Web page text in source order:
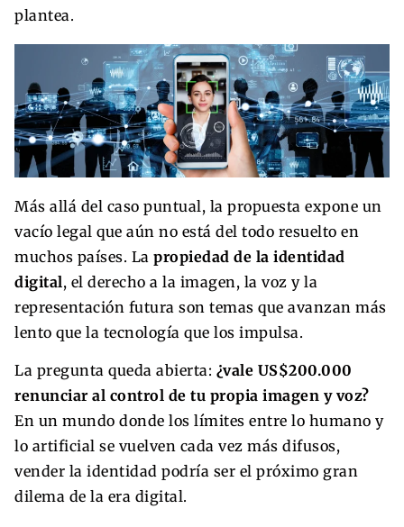
plantea.
Más allá del caso puntual, la propuesta expone un
vacío legal que aún no está del todo resuelto en
muchos países. La propiedad de la identidad
digital, el derecho a la imagen, la voz y la
representación futura son temas que avanzan más
lento que la tecnología que los impulsa.
La pregunta queda abierta: ¿vale US$200.000
renunciar al control de tu propia imagen y voz?
En un mundo donde los límites entre lo humano y
lo artificial se vuelven cada vez más difusos,
vender la identidad podría ser el próximo gran
dilema de la era digital.